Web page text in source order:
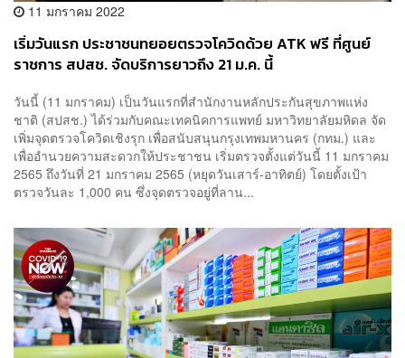
11 มกราคม 2022
เริ่มวันแรก ประชาชนทยอยตรวจโควิดด้วย ATK ฟรี ที่ศูนย์
ราชการ สปสช. จัดบริการยาวถึง 21 ม.ค. นี้
วันนี้ (11 มกราคม) เป็นวันแรกที่สำนักงานหลักประกันสุขภาพแห่ง
ชาติ (สปสช.) ได้ร่วมกับคณะเทคนิคการแพทย์ มหาวิทยาลัยมหิดล จัด
เพิ่มจุดตรวจโควิดเชิงรุก เพื่อสนับสนุนกรุงเทพมหานคร (กทม.) และ
เพื่ออำนวยความสะดวกให้ประชาชน เริ่มตรวจตั้งแต่วันนี้ 11 มกราคม
2565 ถึงวันที่ 21 มกราคม 2565 (หยุดวันเสาร์-อาทิตย์) โดยตั้งเป้า
ตรวจวันละ 1,000 คน ซึ่งจุดตรวจอยู่ที่ลาน...